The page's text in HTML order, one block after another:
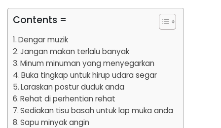
Contents =
Dengar muzik
Jangan makan terlalu banyak
Minum minuman yang menyegarkan
Buka tingkap untuk hirup udara segar
Laraskan postur duduk anda
Rehat di perhentian rehat
Sediakan tisu basah untuk lap muka anda
Sapu minyak angin